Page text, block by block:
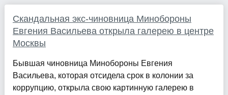
Скандальная экс-чиновница Минобороны
Евгения Васильева открыла галерею в центре
Москвы
Бывшая чиновница Минобороны Евгения
Васильева, которая отсидела срок в колонии за
коррупцию, открыла свою картинную галерею в